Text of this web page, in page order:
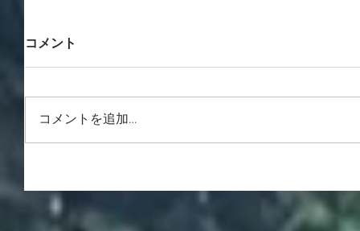
コメント
コメントを追加…